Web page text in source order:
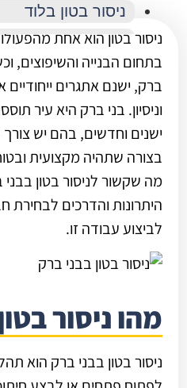
ניסור בטון הוא אחת
בתחום הבנייה והשיפוצים,
ברק, ישנם אתגרים
וניסיון. בני ברק היא עיר
ישנים וחדשים, בהם יש צורך
בצורה שתהיה מקצועית
מה שקשור לניסור בטון
היתרונות והדרכים לבחירת
לביצוע עבודה זו.
מהו ניסור
ניסור בטון בבני ברק הוא
ניסור בטון בלוד
ניסור בטון במודיעין
ניסור בטון בנס
ניסור בטון בפתח
ניסור בטון בראשון
ניסור בטון ברחובות
ניסור בטון ברמת גן
ניסור בטון ברעננה